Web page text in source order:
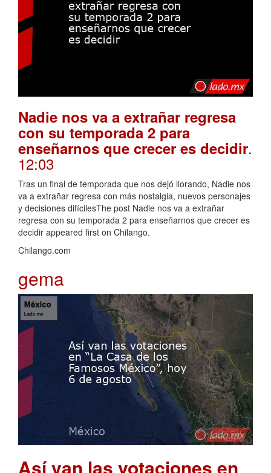
Nadie nos va a extrañar regresa
con su temporada 2 para
enseñarnos que crecer es decidir.
12:03
Tras un final de temporada que nos dejó llorando, Nadie nos
va a extrañar regresa con más nostalgia, nuevos personajes
y decisiones difícilesThe post Nadie nos va a extrañar
regresa con su temporada 2 para enseñarnos que crecer es
decidir appeared first on Chilango.
Chilango.com
gema
Así van las votaciones en